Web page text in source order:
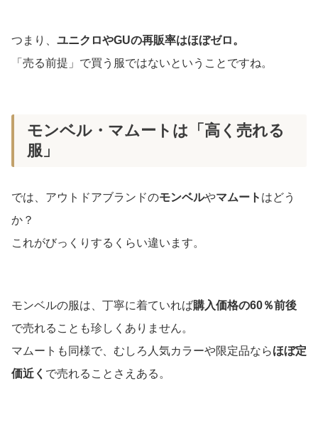
つまり、 ユニクロやGUの再販率はほぼゼロ。
「売る前提」で買う服ではないということですね。
モンベル・マムートは「高く売れる
服」
では、アウトドアブランドのモンベルやマムート はどう
か？
これがびっくりするくらい違います。
モンベルの服は、丁寧に着ていれば購入価格の60％前後
で売れることも珍しくありません。
マムートも同様で、むしろ人気カラーや限定品ならほぼ定
価近く で売れることさえある。